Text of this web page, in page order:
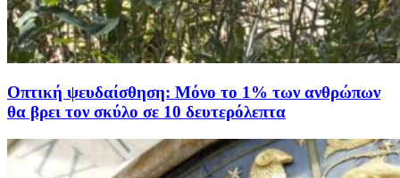
Οπτική ψευδαίσθηση: Μόνο το 1% των ανθρώπων
θα βρει τον σκύλο σε 10 δευτερόλεπτα